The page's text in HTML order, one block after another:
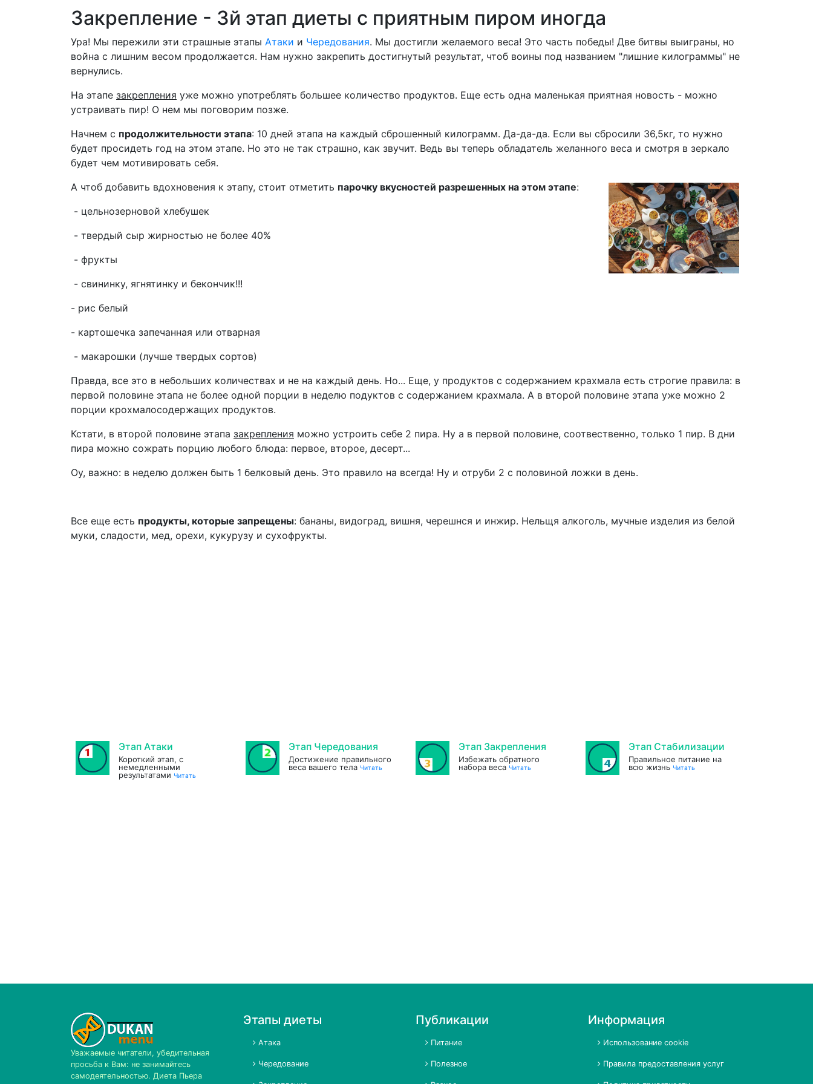
Закрепление - 3й этап диеты с приятным пиром иногда
Ура! Мы пережили эти страшные этапы Атаки и Чередования. Мы достигли желаемого веса! Это часть победы! Две битвы выиграны, но
война с лишним весом продолжается. Нам нужно закрепить достигнутый результат, чтоб воины под названием "лишние килограммы" не
вернулись.
На этапе закрепления уже можно употреблять большее количество продуктов. Еще есть одна маленькая приятная новость - можно
устраивать пир! О нем мы поговорим позже.
Начнем с продолжительности этапа: 10 дней этапа на каждый сброшенный килограмм. Да-да-да. Если вы сбросили 36,5кг, то нужно
будет просидеть год на этом этапе. Но это не так страшно, как звучит. Ведь вы теперь обладатель желанного веса и смотря в зеркало
будет чем мотивировать себя.
А чтоб добавить вдохновения к этапу, стоит отметить парочку вкусностей разрешенных на этом этапе:
- цельнозерновой хлебушек
- твердый сыр жирностью не более 40%
- фрукты
- свининку, ягнятинку и бекончик!!!
- рис белый
- картошечка запечанная или отварная
- макарошки (лучше твердых сортов)
Правда, все это в небольших количествах и не на каждый день. Но... Еще, у продуктов с содержанием крахмала есть строгие правила: в
первой половине этапа не более одной порции в неделю подуктов с содержанием крахмала. А в второй половине этапа уже можно 2
порции крохмалосодержащих продуктов.
Кстати, в второй половине этапа закрепления можно устроить себе 2 пира. Ну а в первой половине, соотвественно, только 1 пир. В дни
пира можно сожрать порцию любого блюда: первое, второе, десерт...
Оу, важно: в неделю должен быть 1 белковый день. Это правило на всегда! Ну и отруби 2 с половиной ложки в день.
Все еще есть продукты, которые запрещены: бананы, видоград, вишня, черешнся и инжир. Нельщя алкоголь, мучные изделия из белой
муки, сладости, мед, орехи, кукурузу и сухофрукты.
Этап Атаки
Короткий этап, с
немедленными
результатами Читать
Этап Чередования
Достижение правильного
веса вашего тела Читать
Этап Закрепления
Избежать обратного
набора веса Читать
Этап Стабилизации
Правильное питание на
всю жизнь Читать
Уважаемые читатели, убедительная
просьба к Вам: не занимайтесь
самодеятельностью. Диета Пьера
Этапы диеты
Атака
Чередование
Публикации
Питание
Полезное
Информация
Использование cookie
Правила предоставления услуг